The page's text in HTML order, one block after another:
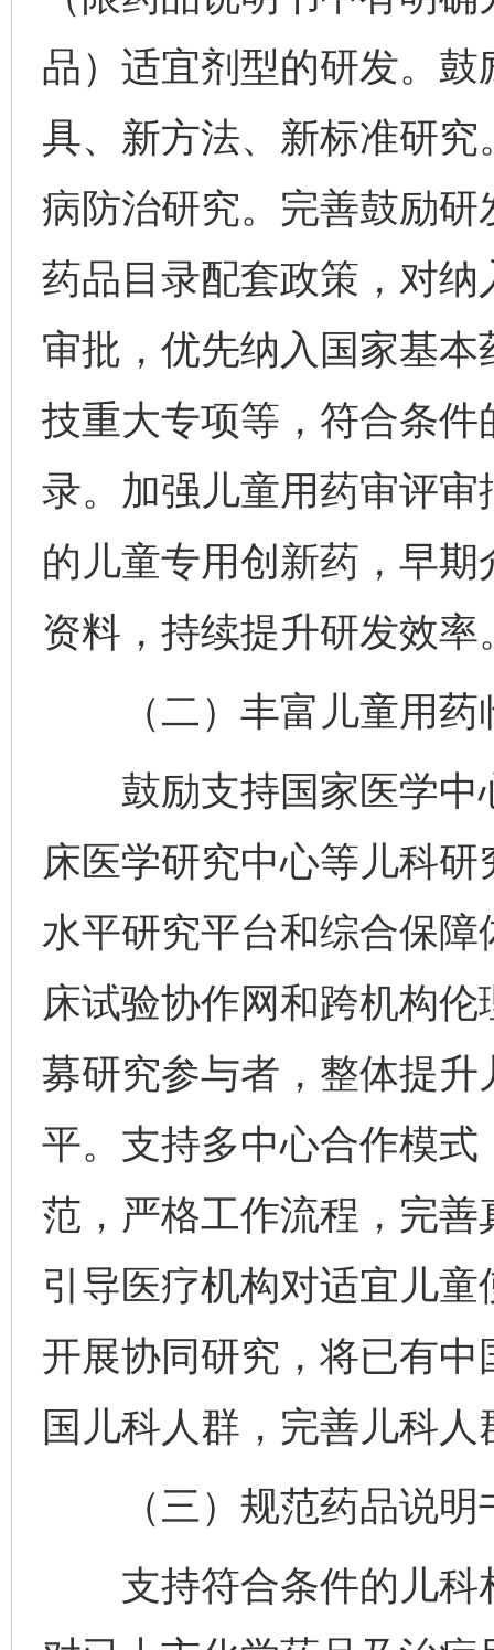
品）适宜剂型的研发。
具、新方法、新标准研
病防治研究。完善鼓励
药品目录配套政策，对
审批，优先纳入国家基
技重大专项等，符合条
录。加强儿童用药审评
的儿童专用创新药，早
资料，持续提升研发效率
（二）丰富儿童用药
鼓励支持国家医学中
床医学研究中心等儿科
水平研究平台和综合保
床试验协作网和跨机构
募研究参与者，整体提
平。支持多中心合作模
范，严格工作流程，完
引导医疗机构对适宜儿
开展协同研究，将已有
国儿科人群，完善儿科
（三）规范药品说明
支持符合条件的儿科